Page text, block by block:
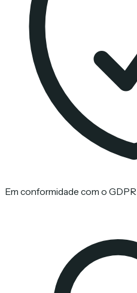
Em conformidade com o GDPR